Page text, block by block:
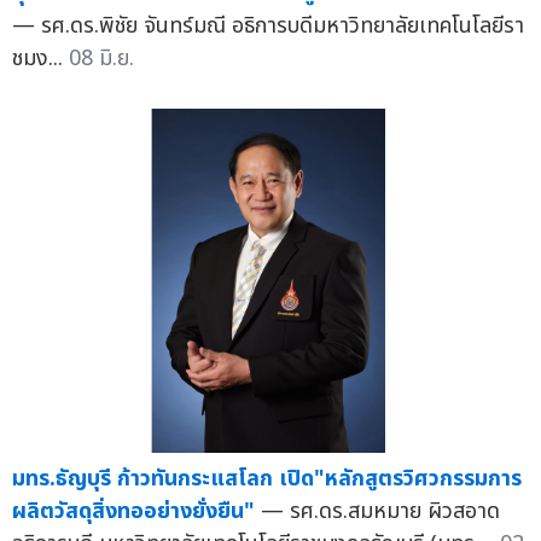
— รศ.ดร.พิชัย จันทร์มณี อธิการบดีมหาวิทยาลัยเทคโนโลยีรา
ชมง... 08 มิ.ย.
มทร.ธัญบุรี ก้าวทันกระแสโลก เปิด"หลักสูตรวิศวกรรมการ
ผลิตวัสดุสิ่งทออย่างยั่งยืน" — รศ.ดร.สมหมาย ผิวสอาด